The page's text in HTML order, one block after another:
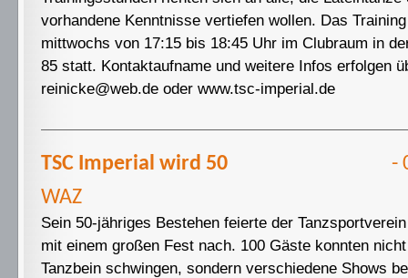
vorhandene Kenntnisse vertiefen wollen. Das
mittwochs von 17:15 bis 18:45 Uhr im Clubraum in
85 statt. Kontaktaufname und weitere Infos erfolgen
reinicke@web.de oder www.tsc-imperial.de
TSC Imperial wird 50 -
WAZ
Sein 50-jähriges Bestehen feierte der
mit einem großen Fest nach. 100 Gäste konnten
Tanzbein schwingen, sondern verschiedene Shows